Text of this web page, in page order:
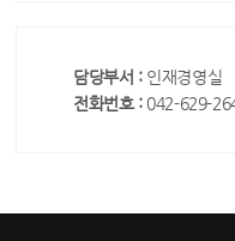
담당부서 : 인재경영실
전화번호 : 042-629-